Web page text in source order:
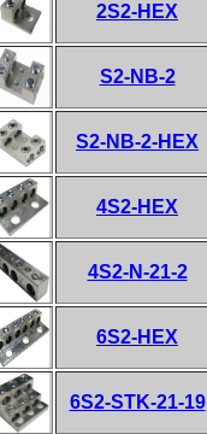
2S2-HEX
S2-NB-2
S2-NB-2-HEX
4S2-HEX
4S2-N-21-2
6S2-HEX
6S2-STK-21-19